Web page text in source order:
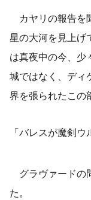
カヤリの報告を
星の大河を見上げ
は真夜中の今、少
城ではなく、ディ
界を張られたこの
「バレスが魔剣ウ
グラヴァードの
た。